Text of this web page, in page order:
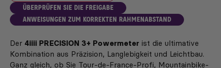
ÜBERPRÜFEN SIE DIE FREIGABE
ANWEISUNGEN ZUM KORREKTEN RAHMENABSTAND
Der 4iiii PRECISION 3+ Powermeter ist die ultimative
Kombination aus Präzision, Langlebigkeit und Leichtbau.
Ganz gleich, ob Sie Tour-de-France-Profi, Mountainbike-